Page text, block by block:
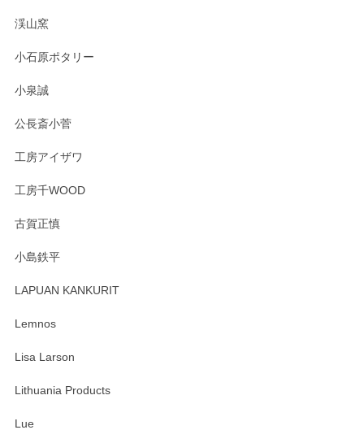
淡いグリーンのカラーがとても可愛いです❤️ ありがとうござ
す。 素敵な湯呑みでとても気に入りました。 発送も早く、
たm(_)m
います。無事に届いたようで安心いたしまし
渓山窯
小石原ポタリー
小泉誠
公長斎小菅
工房アイザワ
工房千WOOD
古賀正慎
小島鉄平
LAPUAN KANKURIT
Lemnos
Lisa Larson
Lithuania Products
Lue